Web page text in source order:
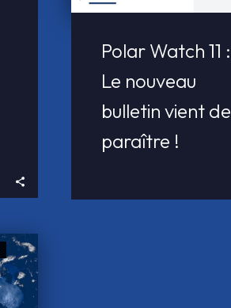
Polar Watch 11 :
Le nouveau
bulletin vient de
paraître !